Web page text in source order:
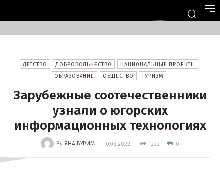
ДЕТСТВО ДОБРОВОЛЬЧЕСТВО
НАЦИОНАЛЬНЫЕ ПРОЕКТЫ
ОБРАЗОВАНИЕ
ОБЩЕСТВО ТУРИЗМ
Зарубежные соотечественники
узнали о югорских
информационных технологиях
By ЯНА БУРИМ 10.08.2022 1333 0